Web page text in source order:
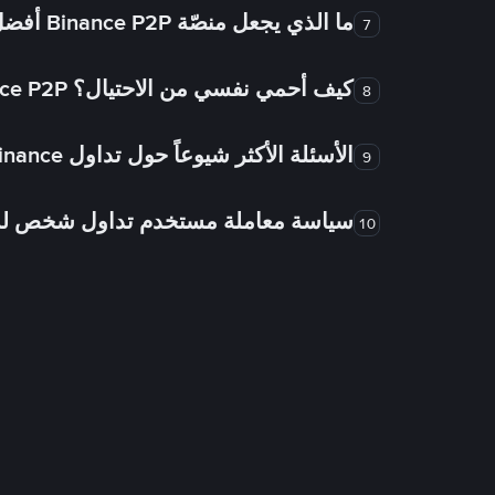
7 ما الذي يجعل منصّة Binance P2P أفضل من الأسواق الأخرى للتداول من شخص لشخص؟
8 كيف أحمي نفسي من الاحتيال؟ Binance P2P ضمان FTW!
9 الأسئلة الأكثر شيوعاً حول تداول Binance شخص لشخص
10 سياسة معاملة مستخدم تداول